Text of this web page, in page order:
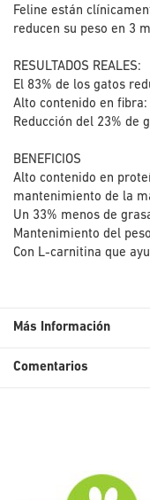
Feline están
reducen su peso en 3
RESULTADOS REALES:
El 83% de los gatos
Alto contenido en
Reducción del 23% de
BENEFICIOS
Alto contenido en
mantenimiento de la
Un 33% menos de
Mantenimiento del
Con L-carnitina que
Más Información
Comentarios